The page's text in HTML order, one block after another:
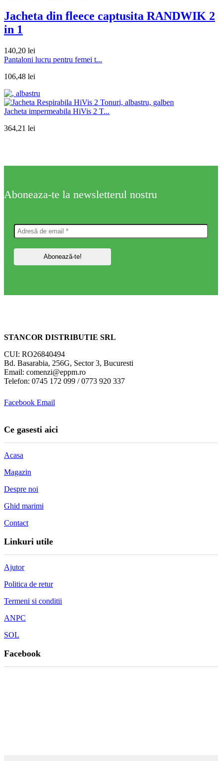
Jacheta din fleece captusita RANDWIK 2
in 1
140,20 lei
Pantaloni lucru pentru femei t...
106,48 lei
Jacheta impermeabila HiVis 2 T...
364,21 lei
Aboneaza-te la newsletterul nostru
STANCOR DISTRIBUTIE SRL
CUI: RO26840494
Bd. Basarabia, 256G, Sector 3, Bucuresti
Email: comenzi@eppm.ro
Telefon: 0745 172 099 / 0773 920 337
Facebook Email
Ce gasesti aici
Acasa
Magazin
Despre noi
Ghid marimi
Contact
Linkuri utile
Ajutor
Politica de retur
Termeni si conditii
ANPC
SOL
Facebook